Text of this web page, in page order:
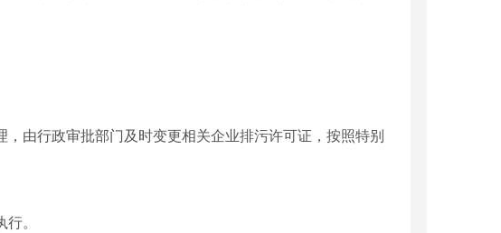
行政审批部门及时变更相关企业排污许可证，按照特别
。